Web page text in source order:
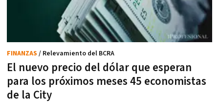
El nuevo precio del dólar que esperan
para los próximos meses 45 economistas
de la City
FINANZAS / Relevamiento del BCRA